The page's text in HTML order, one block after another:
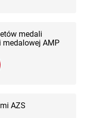
medali
AMP
AZS